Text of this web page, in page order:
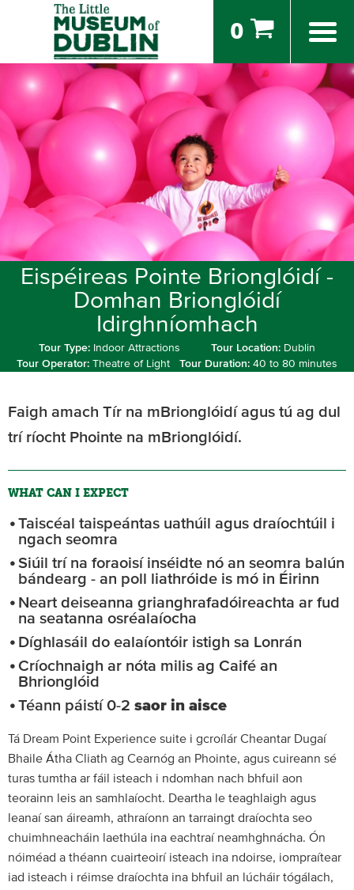
0
Eispéireas Pointe Brionglóidí -
Domhan Brionglóidí
Idirghníomhach
Tour Type: Indoor Attractions Tour Location: Dublin
Tour Operator:Theatre of Light Tour Duration: 40 to 80 minutes
Faigh amach Tír na mBrionglóidí agus tú ag dul
trí ríocht Phointe na mBrionglóidí.
WHAT CAN I EXPECT
Taiscéal taispeántas uathúil agus draíochtúil i
ngach seomra
Siúil trí na foraoisí inséidte nó an seomra balún
bándearg - an poll liathróide is mó in Éirinn
Neart deiseanna grianghrafadóireachta ar fud
na seatanna osréalaíocha
Díghlasáil do ealaíontóir istigh sa Lonrán
Críochnaigh ar nóta milis ag Caifé an
Bhrionglóid
Téann páistí 0-2 saor in aisce
Tá Dream Point Experience suite i gcroílár Cheantar Dugaí
Bhaile Átha Cliath ag Cearnóg an Phointe, agus cuireann sé
turas tumtha ar fáil isteach i ndomhan nach bhfuil aon
teorainn leis an samhlaíocht. Deartha le teaghlaigh agus
leanaí san áireamh, athraíonn an tarraingt draíochta seo
chuimhneacháin laethúla ina eachtraí neamhghnácha. Ón
nóiméad a théann cuairteoirí isteach ina ndoirse, iompraítear
iad isteach i réimse draíochta ina bhfuil an lúcháir tógálach,